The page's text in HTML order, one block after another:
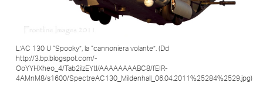
L’AC 130 U “Spooky”, la “cannoniera volante”. (Dd
http://3.bp.blogspot.com/-
OoYYHXheo_4/Tab2ilzEYtI/AAAAAAAABC8/fEIR-
4AMnM8/s1600/SpectreAC130_Mildenhall_06.04.2011%25284%2529.jpg)